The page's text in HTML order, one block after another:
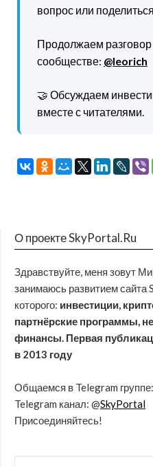
вопрос или
Продолжаем разговор
сообществе: @leorich
🤝 Обсуждаем
вместе с читателями.
О проекте SkyPortal.Ru
Здравствуйте, меня зовут
занимаюсь развитием
которого: инвестиции,
партнёрские программы,
финансы. Первая
в 2013 году
Общаемся в Telegram
Telegram канал: @SkyPortal
Присоединяйтесь!